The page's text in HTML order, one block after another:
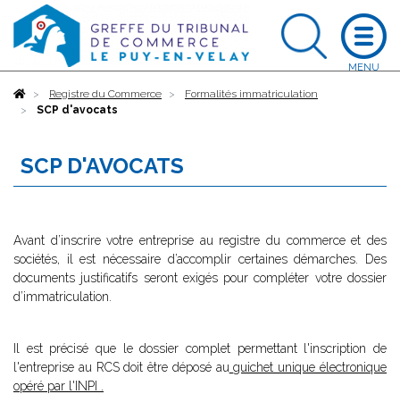
AccueilRegistre du Commerce
Formalités immatriculation
SCP d'avocats
SCP D'AVOCATS
Avant d’inscrire votre entreprise au registre du commerce et des
sociétés, il est nécessaire d’accomplir certaines démarches. Des
documents justificatifs seront exigés pour compléter votre dossier
d’immatriculation.
Il est précisé que le dossier complet permettant l'inscription de
l'entreprise au RCS doit être déposé au guichet unique électronique
opéré par l'INPI